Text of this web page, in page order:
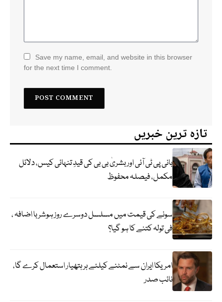
Save my name, email, and website in this browser
for the next time I comment.
تازہ ترین خبریں
بانی پی ٹی آئی اور بشریٰ بی بی کی قیدِ تنہائی کیس، دلائل
مکمل، فیصلہ محفوظ
سونے کی قیمت میں مسلسل دوسرے روز ہوشربا اضافہ ،
فی تولہ کتنے کا ہو گیا؟
امریکا ایران سے نمٹنے کیلئے ہر ہتھیار استعمال کرے گا،
نائب صدر